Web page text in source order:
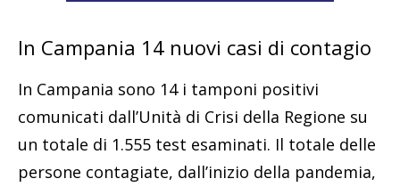
In Campania 14 nuovi casi di contagio
In Campania sono 14 i tamponi positivi
comunicati dall’Unità di Crisi della Regione su
un totale di 1.555 test esaminati. Il totale delle
persone contagiate, dall’inizio della pandemia,